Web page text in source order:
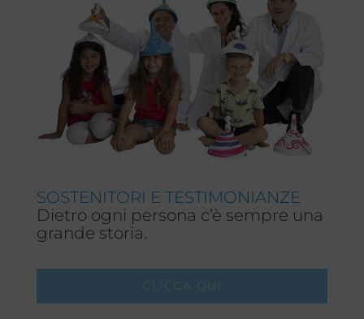
SOSTENITORI E TESTIMONIANZE
Dietro ogni persona c’è sempre una
grande storia.
CLICCA QUI